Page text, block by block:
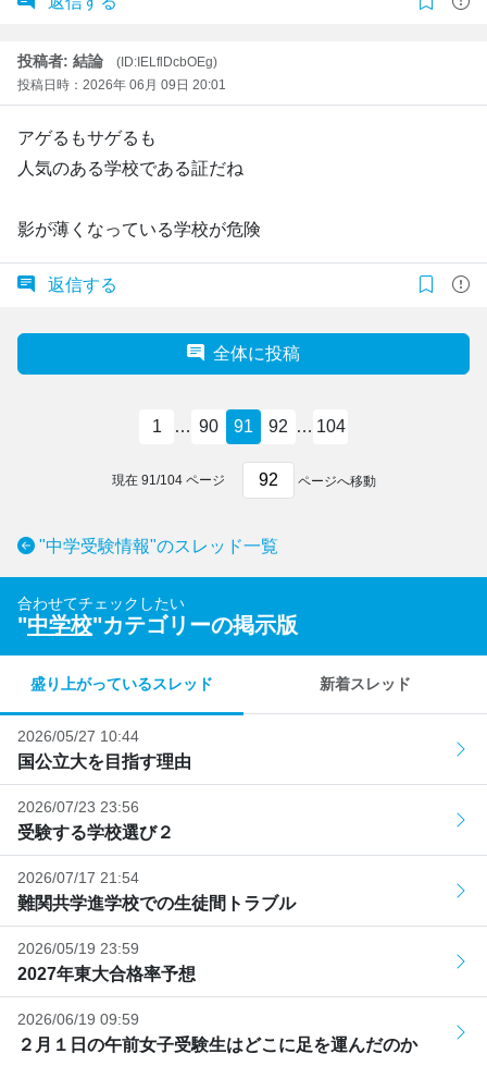
投稿者: 結論
(ID:IELflDcbOEg)
投稿日時：2026年 06月 09日 20:01
アゲるもサゲるも
人気のある学校である証だね
影が薄くなっている学校が危険
返信する
全体に投稿
1 … 90 91 92 … 104
現在 91 /104 ページ ページへ移動
"中学受験情報"のスレッド一覧
合わせてチェックしたい
"中学校"カテゴリーの掲示版
盛り上がっているスレッド 新着スレッド
2026/05/27 10:44
国公立大を目指す理由
2026/07/23 23:56
受験する学校選び２
2026/07/17 21:54
難関共学進学校での生徒間トラブル
2026/05/19 23:59
2027年東大合格率予想
2026/06/19 09:59
２月１日の午前女子受験生はどこに足を運んだのか